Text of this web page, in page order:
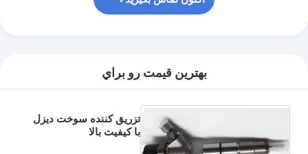
بهترين قيمت رو براي
تزریق کننده سوخت دیزل
با کیفیت بالا